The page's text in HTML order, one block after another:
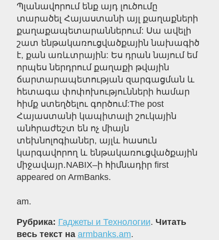
Պլանավորում ենք այդ լուծումը
տարածել Հայաստանի այլ քաղաքների
քաղաքապետարաններում: Սա ավելի
շատ ենթակառուցվածքային նախագիծ
է, քան առևտրային: Ես դրան նայում եմ
որպես ներդրում քաղաքի թվային
ճարտարապետության զարգացման և
հետագա փոփոխությունների համար
հիմք ստեղծելու գործում:The post
Հայաստանի կապիտալի շուկային
անհրաժեշտ են ոչ միայն
տեխնոլոգիաներ, այլև հասուն
կարգավորող և ենթակառուցվածքային
միջավայր․NABIX–ի հիմնադիր first
appeared on ArmBanks.
am.
Рубрика: Гаджеты и Технологии. Читать
весь текст на armbanks.am.